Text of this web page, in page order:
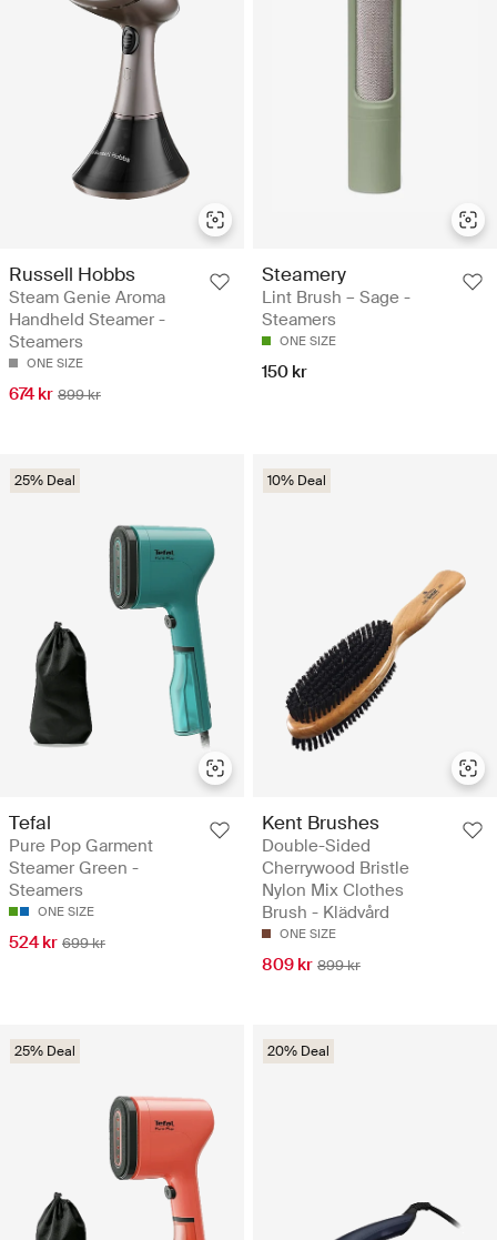
Russell Hobbs
Steam Genie Aroma
Handheld Steamer -
Steamers
ONE SIZE
674 kr 899 kr
Steamery
Lint Brush – Sage -
Steamers
ONE SIZE
150 kr
25% Deal
Tefal
Pure Pop Garment
Steamer Green -
Steamers
ONE SIZE
524 kr 699 kr
10% Deal
Kent Brushes
Double-Sided
Cherrywood Bristle
Nylon Mix Clothes
Brush - Klädvård
ONE SIZE
809 kr 899 kr
25% Deal 20% Deal